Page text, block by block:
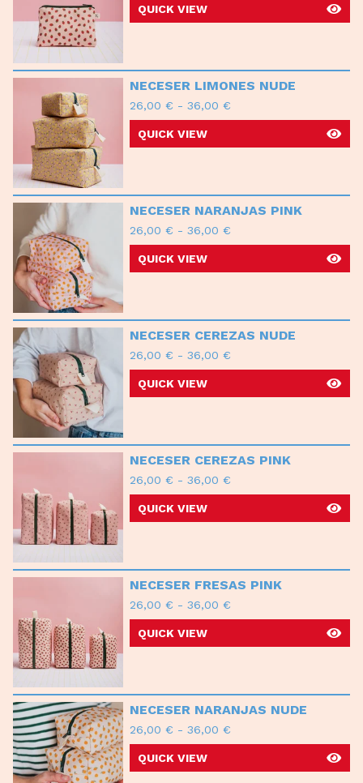
QUICK VIEW
NECESER LIMONES NUDE
26,00 € - 36,00 €
QUICK VIEW
NECESER NARANJAS PINK
26,00 € - 36,00 €
QUICK VIEW
NECESER CEREZAS NUDE
26,00 € - 36,00 €
QUICK VIEW
NECESER CEREZAS PINK
26,00 € - 36,00 €
QUICK VIEW
NECESER FRESAS PINK
26,00 € - 36,00 €
QUICK VIEW
NECESER NARANJAS NUDE
26,00 € - 36,00 €
QUICK VIEW